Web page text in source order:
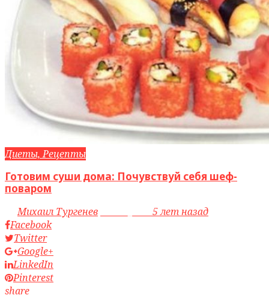
Диеты, Рецепты
Готовим суши дома: Почувствуй себя шеф-
поваром
byМихаил Тургенев
5 лет назад
Facebook
Twitter
Google+
LinkedIn
Pinterest
share